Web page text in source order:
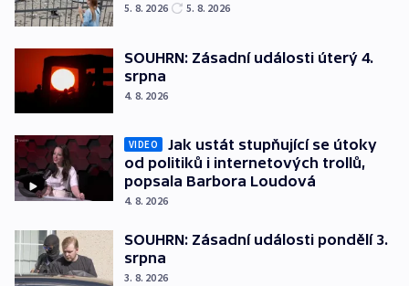
5. 8. 2026 5. 8. 2026
SOUHRN: Zásadní události úterý 4.
srpna
4. 8. 2026
VIDEO
Jak ustát stupňující se útoky
od politiků i internetových trollů,
popsala Barbora Loudová
4. 8. 2026
SOUHRN: Zásadní události pondělí 3.
srpna
3. 8. 2026